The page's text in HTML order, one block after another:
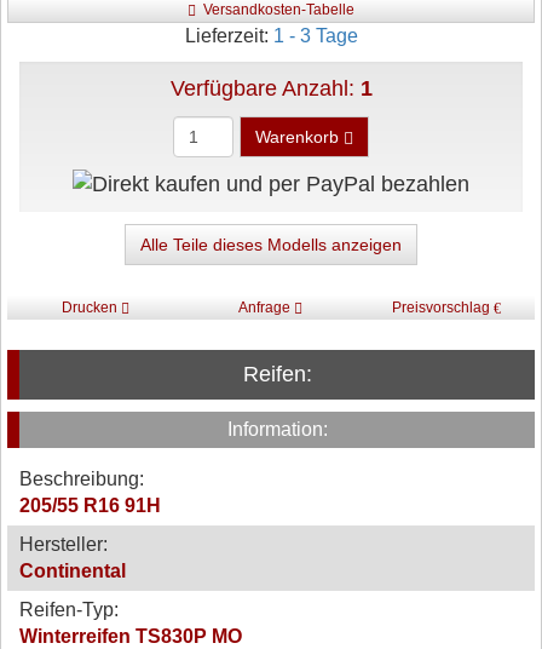
Versandkosten-Tabelle
Lieferzeit: 1 - 3 Tage
Verfügbare Anzahl: 1
Warenkorb
Alle Teile dieses Modells anzeigen
Drucken Anfrage Preisvorschlag
Reifen:
Information:
Beschreibung:
205/55 R16 91H
Hersteller:
Continental
Reifen-Typ:
Winterreifen TS830P MO